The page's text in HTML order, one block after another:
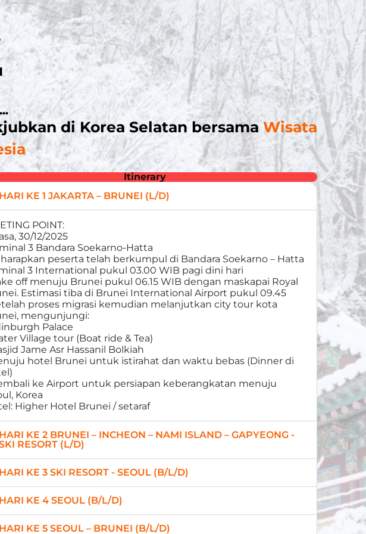
di Korea Selatan bersama Wisata
Itinerary
HARI KE 1 JAKARTA – BRUNEI (L/D)
POINT:
30/12/2025
3 Bandara Soekarno-Hatta
peserta telah berkumpul di Bandara Soekarno – Hatta
3 International pukul 03.00 WIB pagi dini hari
off menuju Brunei pukul 06.15 WIB dengan maskapai Royal
Estimasi tiba di Brunei International Airport pukul 09.45
proses migrasi kemudian melanjutkan city tour kota
mengunjungi:
Palace
Village tour (Boat ride & Tea)
Jame Asr Hassanil Bolkiah
hotel Brunei untuk istirahat dan waktu bebas (Dinner di
ke Airport untuk persiapan keberangkatan menuju
Korea
Higher Hotel Brunei / setaraf
HARI KE 2 BRUNEI – INCHEON – NAMI ISLAND – GAPYEONG -
RESORT (L/D)
HARI KE 3 SKI RESORT - SEOUL (B/L/D)
HARI KE 4 SEOUL (B/L/D)
HARI KE 5 SEOUL – BRUNEI (B/L/D)